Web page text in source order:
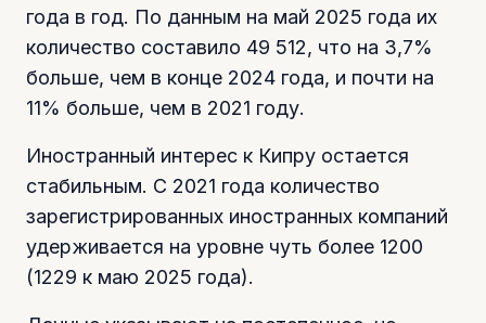
года в год. По данным на май 2025 года их
количество составило 49 512, что на 3,7%
больше, чем в конце 2024 года, и почти на
11% больше, чем в 2021 году.
Иностранный интерес к Кипру остается
стабильным. С 2021 года количество
зарегистрированных иностранных компаний
удерживается на уровне чуть более 1200
(1229 к маю 2025 года).